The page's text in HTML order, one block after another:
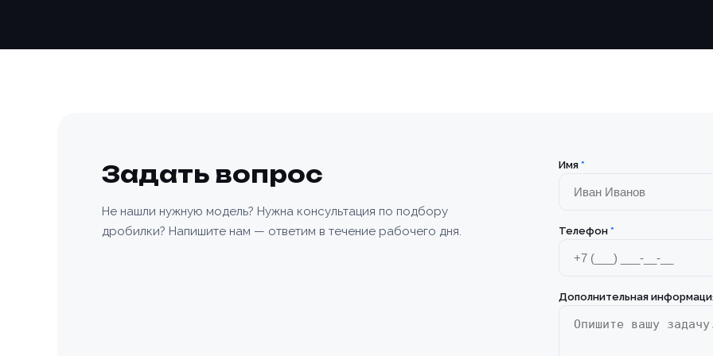
Задать вопрос
Не нашли нужную модель? Нужна консультация по подбору
дробилки? Напишите нам — ответим в течение рабочего дня.
Имя *
Телефон *
Дополнительная